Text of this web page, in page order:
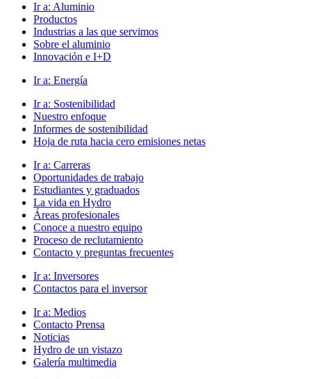
Ir a: Aluminio
Productos
Industrias a las que servimos
Sobre el aluminio
Innovación e I+D
Ir a: Energía
Ir a: Sostenibilidad
Nuestro enfoque
Informes de sostenibilidad
Hoja de ruta hacia cero emisiones netas
Ir a: Carreras
Oportunidades de trabajo
Estudiantes y graduados
La vida en Hydro
Áreas profesionales
Conoce a nuestro equipo
Proceso de reclutamiento
Contacto y preguntas frecuentes
Ir a: Inversores
Contactos para el inversor
Ir a: Medios
Contacto Prensa
Noticias
Hydro de un vistazo
Galería multimedia